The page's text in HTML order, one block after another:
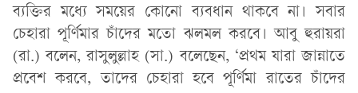
ব্যক্তির মধ্যে সময়ের কোনো ব্যবধান থাকবে না। সবার
চেহারা পূর্ণিমার চাঁদের মতো ঝলমল করবে। আবু হুরায়রা
(রা.) বলেন, রাসুলুল্লাহ (সা.) বলেছেন, ‘প্রথম যারা জান্নাতে
প্রবেশ করবে, তাদের চেহারা হবে পূর্ণিমা রাতের চাঁদের